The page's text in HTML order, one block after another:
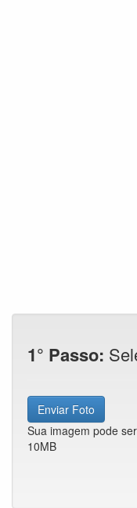
1° Passo:
Enviar Foto
Sua imagem pode
10MB